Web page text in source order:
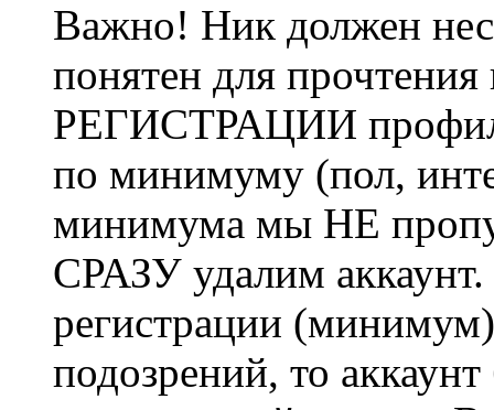
Важно! Ник должен
понятен для
РЕГИСТРАЦИИ профиль
по минимуму (пол,
минимума мы НЕ
СРАЗУ удалим
регистрации
подозрений, то